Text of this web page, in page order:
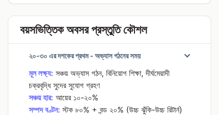
বয়সভিত্তিক অবসর প্রস্তুতি কৌশল
২০-৩০ এর দশকের প্রথম - অভ্যাস গঠনের সময়
মূল লক্ষ্য: সঞ্চয় অভ্যাস গঠন, বিনিয়োগ শিক্ষা, দীর্ঘমেয়াদী
চক্রবৃদ্ধি সুদের সুযোগ গ্রহণ
সঞ্চয় হার: আয়ের ১০-২০%
সম্পদ বণ্টন: স্টক ৮০% + বন্ড ২০% (উচ্চ ঝুঁকি-উচ্চ রিটার্ন)